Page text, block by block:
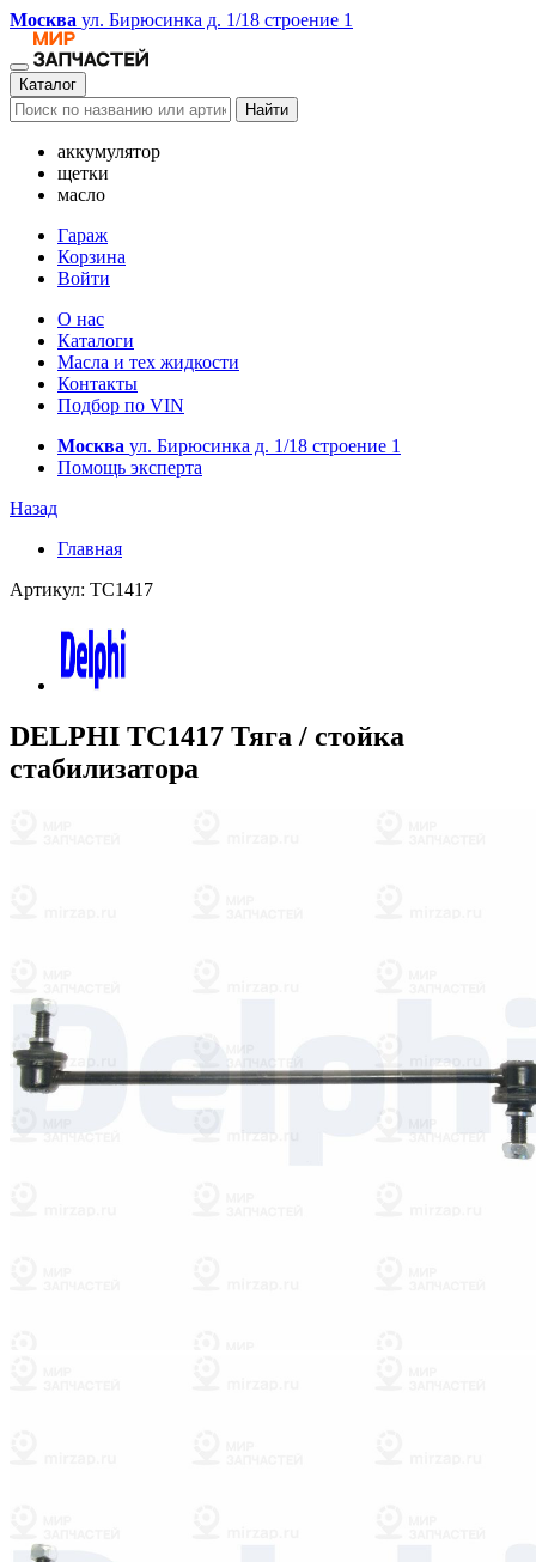
Москва ул. Бирюсинка д. 1/18 строение 1
Каталог
Найти
аккумулятор
щетки
масло
Гараж
Корзина
Войти
О нас
Каталоги
Масла и тех жидкости
Контакты
Подбор по VIN
Москва ул. Бирюсинка д. 1/18 строение 1
Помощь эксперта
Назад
Главная
Артикул: TC1417
DELPHI TC1417 Тяга / стойка
стабилизатора